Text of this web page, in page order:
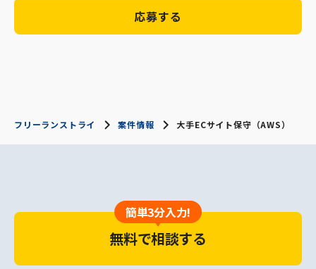
応募する
フリーランストライ 案件情報 大手ECサイト保守（AWS）
簡単3分入力!
無料で相談する